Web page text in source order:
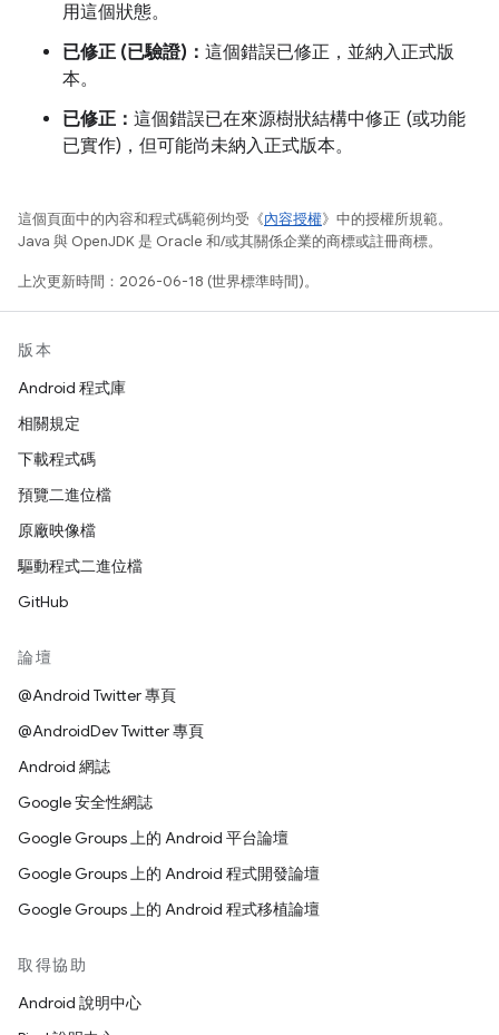
用這個狀態。
已修正 (已驗證)： 這個錯誤已修正，並納入正式版
本。
已修正： 這個錯誤已在來源樹狀結構中修正 (或功能
已實作)，但可能尚未納入正式版本。
這個頁面中的內容和程式碼範例均受《內容授權》中的授權所規範。
Java 與 OpenJDK 是 Oracle 和/或其關係企業的商標或註冊商標。
上次更新時間：2026-06-18 (世界標準時間)。
版本
Android 程式庫
相關規定
下載程式碼
預覽二進位檔
原廠映像檔
驅動程式二進位檔
GitHub
論壇
@Android Twitter 專頁
@AndroidDev Twitter 專頁
Android 網誌
Google 安全性網誌
Google Groups 上的 Android 平台論壇
Google Groups 上的 Android 程式開發論壇
Google Groups 上的 Android 程式移植論壇
取得協助
Android 說明中心